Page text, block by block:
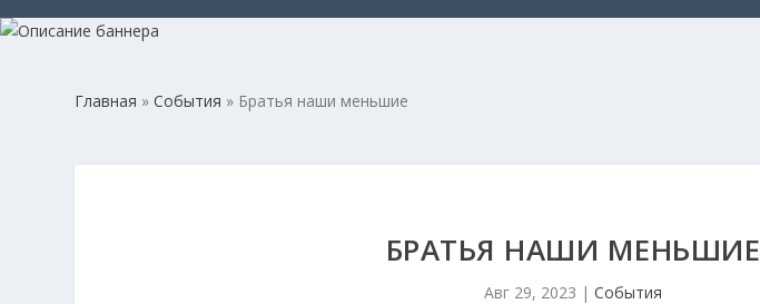
Главная »События » Братья наши меньшие
БРАТЬЯ НАШИ МЕНЬШИЕ
Авг 29, 2023 | События